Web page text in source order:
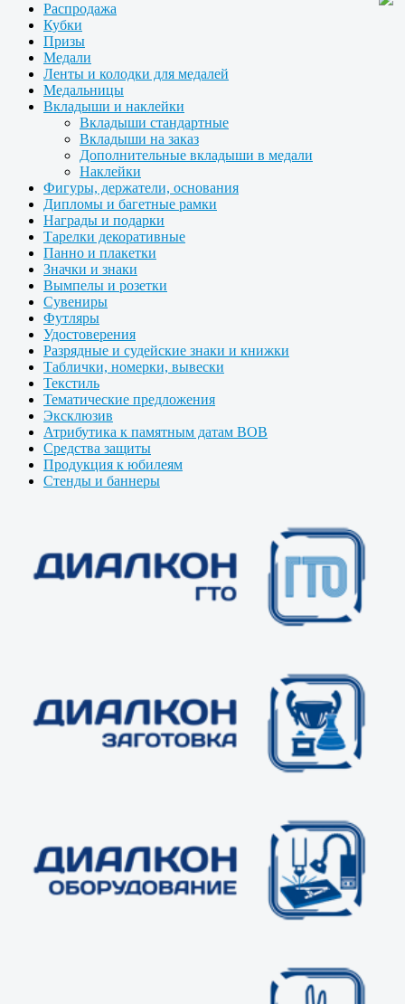
Распродажа
Кубки
Призы
Медали
Ленты и колодки для медалей
Медальницы
Вкладыши и наклейки
Вкладыши стандартные
Вкладыши на заказ
Дополнительные вкладыши в медали
Наклейки
Фигуры, держатели, основания
Дипломы и багетные рамки
Награды и подарки
Тарелки декоративные
Панно и плакетки
Значки и знаки
Вымпелы и розетки
Сувениры
Футляры
Удостоверения
Разрядные и судейские знаки и книжки
Таблички, номерки, вывески
Текстиль
Тематические предложения
Эксклюзив
Атрибутика к памятным датам ВОВ
Средства защиты
Продукция к юбилеям
Стенды и баннеры